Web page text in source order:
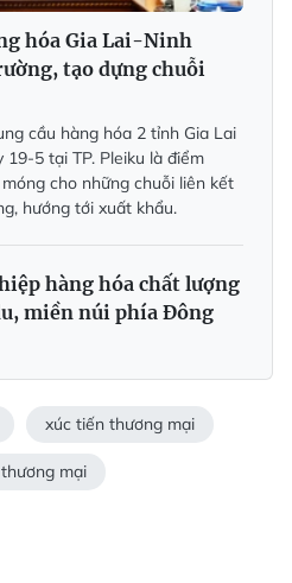
hóa Gia Lai-Ninh
tạo dựng chuỗi
cầu hàng hóa 2 tỉnh Gia Lai
5 tại TP. Pleiku là điểm
cho những chuỗi liên kết
hướng tới xuất khẩu.
hàng hóa chất lượng
miền núi phía Đông
xúc tiến thương mại
mại